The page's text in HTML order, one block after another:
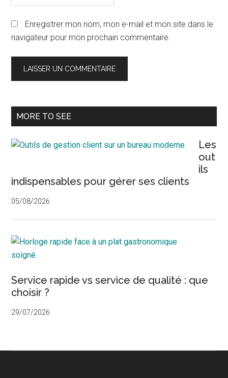
Enregistrer mon nom, mon e-mail et mon site dans le
navigateur pour mon prochain commentaire.
Barre
principale
MORE TO SEE
Les
out
ils
indispensables pour gérer ses clients
05/08/2026
Service rapide vs service de qualité : que
choisir ?
29/07/2026